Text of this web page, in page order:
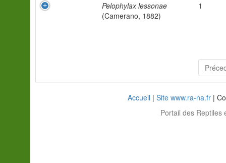
Pelophylax lessonae
(Camerano, 1882)
1
Accueil | Site www.ra-na.fr |
Portail des Reptiles